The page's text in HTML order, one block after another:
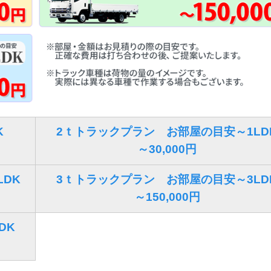
2ｔトラックプラン お部屋の目安～
～30,000円
3ｔトラックプラン お部屋の目安～
～150,000円